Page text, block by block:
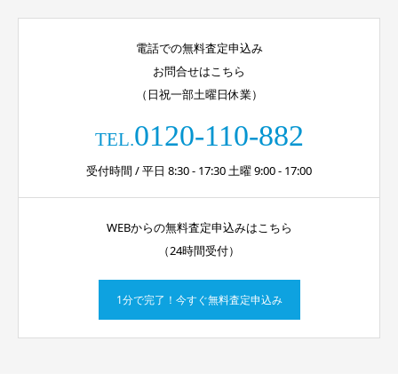
電話での無料査定申込み
お問合せはこちら
（日祝一部土曜日休業）
TEL.0120-110-882
受付時間 / 平日 8:30 - 17:30 土曜 9:00 - 17:00
WEBからの無料査定申込みはこちら
（24時間受付）
1分で完了！今すぐ無料査定申込み